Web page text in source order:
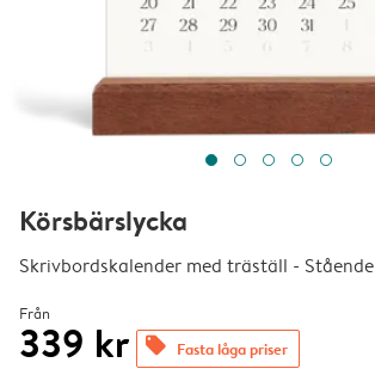
Körsbärslycka
Skrivbordskalender med träställ - Stående
Från
339 kr offers Fasta låga priser